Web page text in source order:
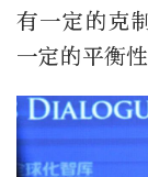
有一定的克
一定的平衡性